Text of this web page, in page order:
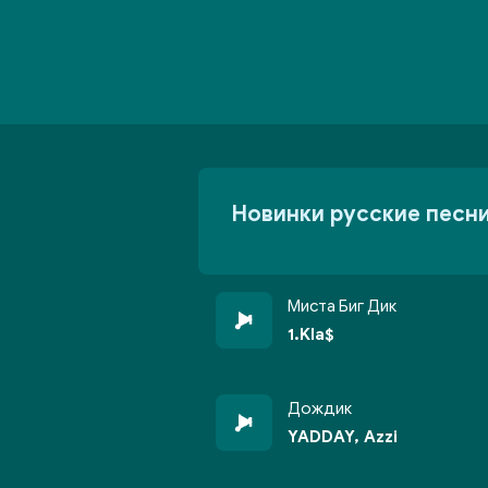
Новинки русские
Миста Биг Дик
1.Kla$
Дождик
YADDAY, Azzi